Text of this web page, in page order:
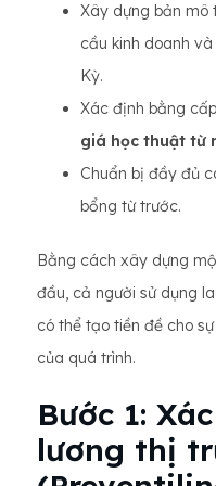
Xây dựng bản mô
cầu kinh doanh
Kỳ.
Xác định bằng
giá học thuật từ
Chuẩn bị đầy đủ
bổng từ trước.
Bằng cách xây dựng
đầu, cả người sử dụng
có thể tạo tiền đề cho
của quá trình.
Bước 1:
lương thị